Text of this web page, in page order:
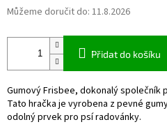
Můžeme doručit do: 11.8.2026
Přidat do košíku
Gumový Frisbee, dokonalý společník
Tato hračka je vyrobena z pevné
odolný prvek pro psí radovánky.